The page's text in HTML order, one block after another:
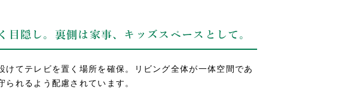
目隠し。裏側は家事、キッズスペースとして。
けてテレビを置く場所を確保。リビング全体が一体空間であ
れるよう配慮されています。